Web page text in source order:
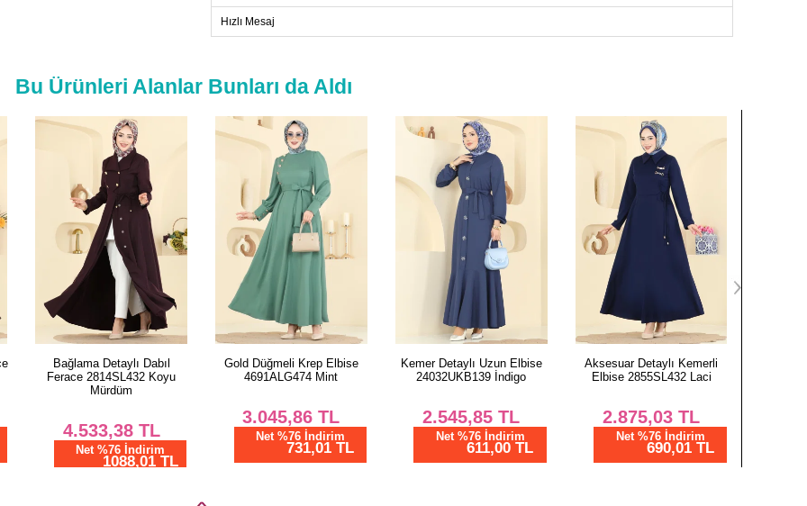
44
100 86
135
Hızlı Mesaj
Bu Ürünleri Alanlar Bunları da Aldı
Gold Düğmeli Krep Elbise
4691ALG474 Mint
Net %76 İndirim
731,01 TL
Kemer Detaylı Uzun Elbise
24032UKB139 İndigo
2.545,85 TL
Net %76 İndirim
611,00 TL
Aksesuar Detaylı Kemerli
Elbise 2855SL432 Laci
2.875,03 TL
Net %76 İndirim
690,01 TL
Önü Toka Detaylı Elbise
2638MSZ1172 Koyu Kahve
1.025,00 TL
Net %28 İndirim
738,00 TL